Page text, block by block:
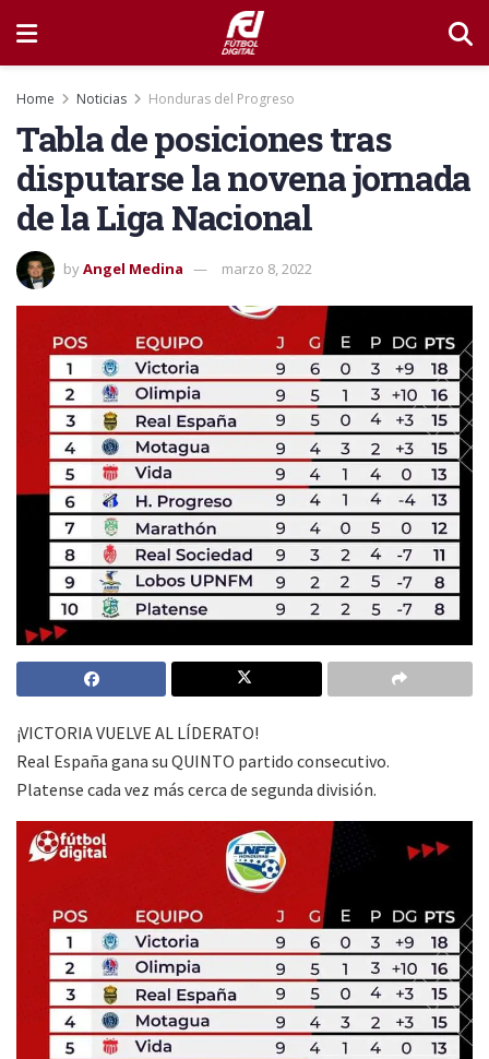
Home Noticias Honduras del Progreso
Tabla de posiciones tras
disputarse la novena jornada
de la Liga Nacional
byAngel Medina marzo 8, 2022
¡VICTORIA VUELVE AL LÍDERATO!
Real España gana su QUINTO partido consecutivo.
Platense cada vez más cerca de segunda división.